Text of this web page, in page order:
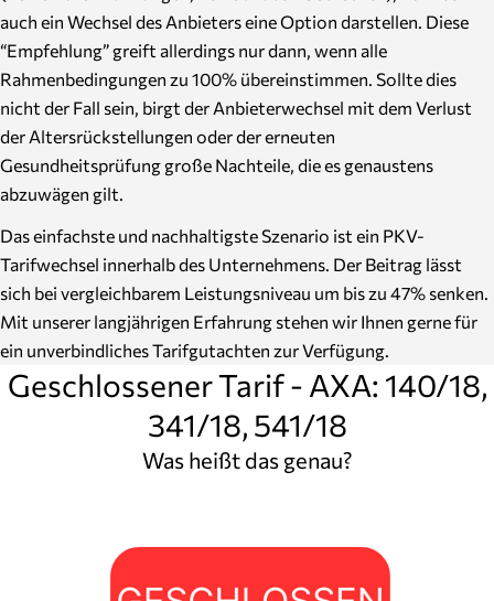
auch ein Wechsel des Anbieters eine Option darstellen. Diese
“Empfehlung” greift allerdings nur dann, wenn alle
Rahmenbedingungen zu 100% übereinstimmen. Sollte dies
nicht der Fall sein, birgt der Anbieterwechsel mit dem Verlust
der Altersrückstellungen oder der erneuten
Gesundheitsprüfung große Nachteile, die es genaustens
abzuwägen gilt.
Das einfachste und nachhaltigste Szenario ist ein PKV-
Tarifwechsel innerhalb des Unternehmens. Der Beitrag lässt
sich bei vergleichbarem Leistungsniveau um bis zu 47% senken.
Mit unserer langjährigen Erfahrung stehen wir Ihnen gerne für
ein unverbindliches Tarifgutachten zur Verfügung.
Geschlossener Tarif - AXA: 140/18,
341/18, 541/18
Was heißt das genau?